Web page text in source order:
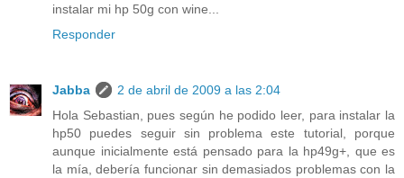
instalar mi hp 50g con wine...
Responder
Jabba
2 de abril de 2009 a las 2:04
Hola Sebastian, pues según he podido leer, para instalar la
hp50 puedes seguir sin problema este tutorial, porque
aunque inicialmente está pensado para la hp49g+, que es
la mía, debería funcionar sin demasiados problemas con la